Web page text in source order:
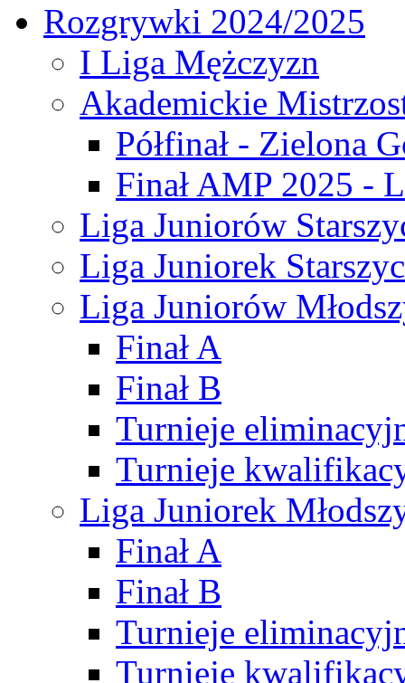
Rozgrywki 2024/2025
I Liga Mężczyzn
Akademickie
Półfinał - Zielona
Finał AMP 2025 -
Liga Juniorów
Liga Juniorek
Liga Juniorów
Finał A
Finał B
Turnieje
Turnieje
Liga Juniorek
Finał A
Finał B
Turnieje
Turnieje